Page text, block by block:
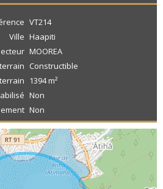
VT214
Ville Haapiti
MOOREA
Constructible
1394 m²
Non
Non